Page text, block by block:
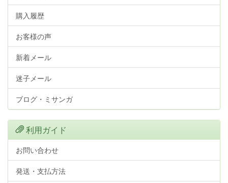
購入履歴
お客様の声
新着メール
迷子メール
ブログ・ミサンガ
利用ガイド
お問い合わせ
発送・支払方法